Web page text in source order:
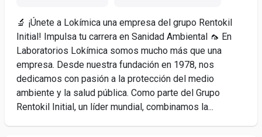
🔬 ¡Únete a Lokímica una empresa del grupo Rentokil
Initial! Impulsa tu carrera en Sanidad Ambiental 🦟 En
Laboratorios Lokímica somos mucho más que una
empresa. Desde nuestra fundación en 1978, nos
dedicamos con pasión a la protección del medio
ambiente y la salud pública. Como parte del Grupo
Rentokil Initial, un líder mundial, combinamos la...